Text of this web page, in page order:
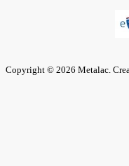
Copyright © 2026 Metalac.